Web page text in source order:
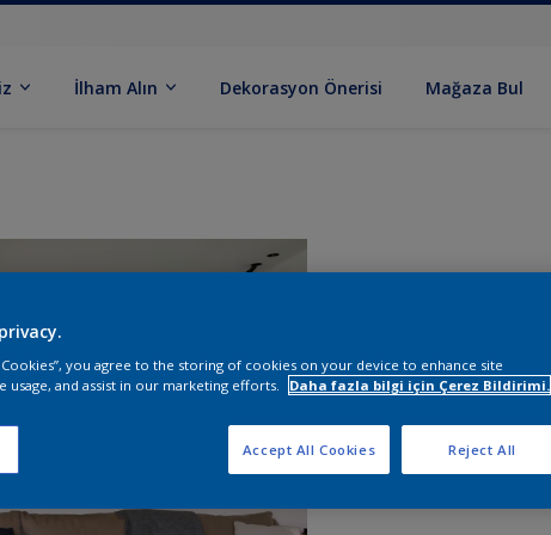
İlham Alın Dekorasyon Önerisi Mağaza Bul
Cookies”, you agree to the storing of cookies on your device to enhance site
usage, and assist in our marketing efforts.
Daha fazla bilgi için Çerez Bildirimi.
Reject All
Accept All Cookies